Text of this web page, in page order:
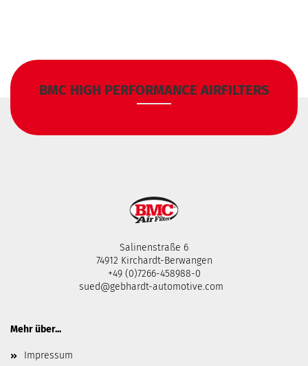
BMC HIGH PERFORMANCE AIRFILTERS
Salinenstraße 6
74912 Kirchardt-Berwangen
+49 (0)7266-458988-0
sued@gebhardt-automotive.com
Mehr über...
Impressum